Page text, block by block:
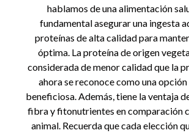
hablamos de una alimentación
fundamental asegurar una ingesta
proteínas de alta calidad para
óptima. La proteína de origen
considerada de menor calidad que la
ahora se reconoce como una
beneficiosa. Además, tiene la ventaja
fibra y fitonutrientes en comparación
animal. Recuerda que cada elección